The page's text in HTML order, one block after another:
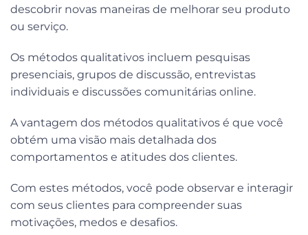
descobrir novas maneiras de melhorar seu produto
ou serviço.
Os métodos qualitativos incluem pesquisas
presenciais, grupos de discussão, entrevistas
individuais e discussões comunitárias online.
A vantagem dos métodos qualitativos é que você
obtém uma visão mais detalhada dos
comportamentos e atitudes dos clientes.
Com estes métodos, você pode observar e interagir
com seus clientes para compreender suas
motivações, medos e desafios.